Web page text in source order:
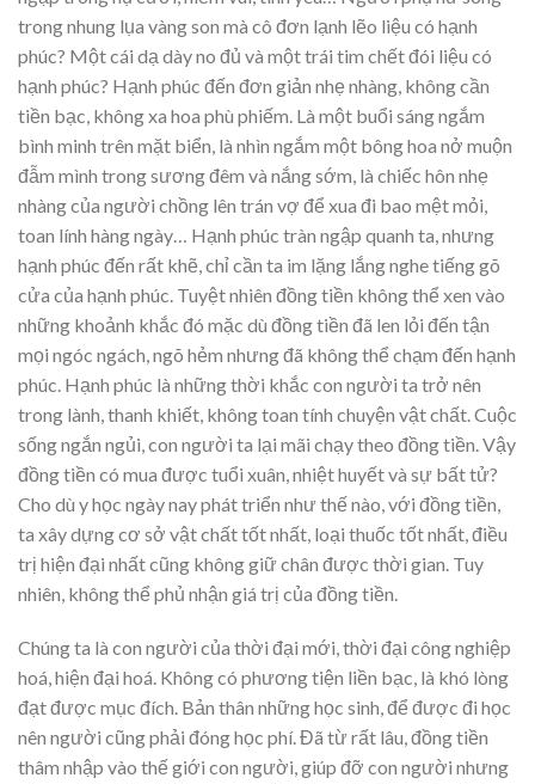
trong nhung lụa vàng son mà cô đơn lạnh lẽo liệu có hạnh
phúc? Một cái dạ dày no đủ và một trái tim chết đói liệu có
hạnh phúc? Hạnh phúc đến đơn giản nhẹ nhàng, không cần
tiền bạc, không xa hoa phù phiếm. Là một buổi sáng ngắm
bình minh trên mặt biển, là nhìn ngắm một bông hoa nở muộn
đẫm mình trong sương đêm và nắng sớm, là chiếc hôn nhẹ
nhàng của người chồng lên trán vợ để xua đi bao mệt mỏi,
toan lính hàng ngày… Hạnh phúc tràn ngập quanh ta, nhưng
hạnh phúc đến rất khẽ, chỉ cần ta im lặng lắng nghe tiếng gõ
cửa của hạnh phúc. Tuyệt nhiên đồng tiền không thể xen vào
những khoảnh khắc đó mặc dù đồng tiền đã len lỏi đến tận
mọi ngóc ngách, ngõ hẻm nhưng đã không thể chạm đến hạnh
phúc. Hạnh phúc là những thời khắc con người ta trở nên
trong lành, thanh khiết, không toan tính chuyện vật chất. Cuộc
sống ngắn ngủi, con người ta lại mãi chạy theo đồng tiền. Vậy
đồng tiền có mua được tuổi xuân, nhiệt huyết và sự bất tử?
Cho dù y học ngày nay phát triển như thế nào, với đồng tiền,
ta xây dựng cơ sở vật chất tốt nhất, loại thuốc tốt nhất, điều
trị hiện đại nhất cũng không giữ chân được thời gian. Tuy
nhiên, không thể phủ nhận giá trị của đồng tiền.
Chúng ta là con người của thời đại mới, thời đại công nghiệp
hoá, hiện đại hoá. Không có phương tiện liền bạc, là khó lòng
đạt được mục đích. Bản thân những học sinh, để được đi học
nên người cũng phải đóng học phí. Đã từ rất lâu, đồng tiền
thâm nhập vào thế giới con người, giúp đỡ con người nhưng